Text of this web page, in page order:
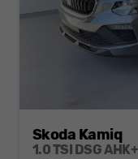
Skoda Kamiq